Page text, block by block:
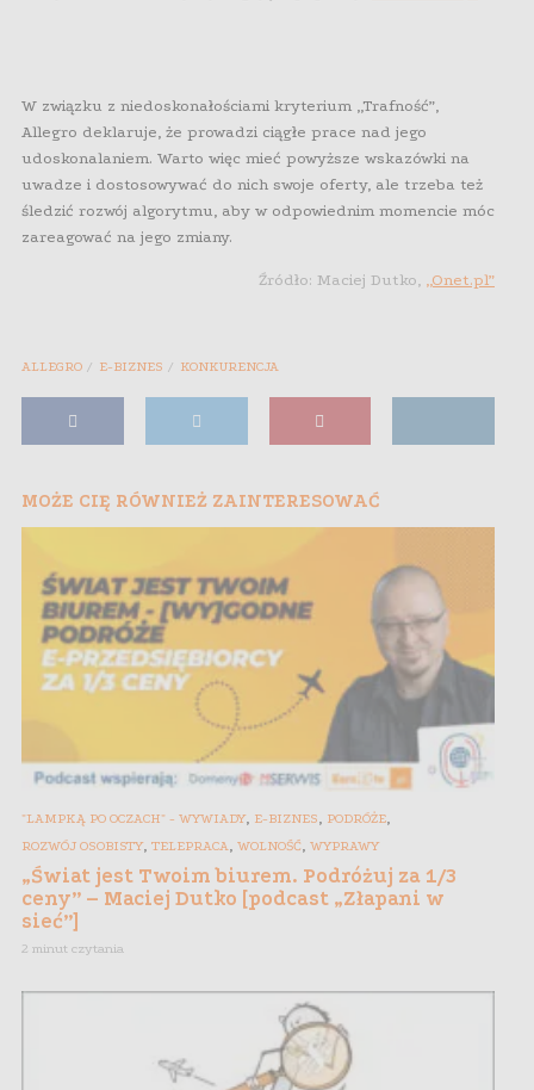
W związku z niedoskonałościami kryterium „Trafność”,
Allegro deklaruje, że prowadzi ciągłe prace nad jego
udoskonalaniem. Warto więc mieć powyższe wskazówki na
uwadze i dostosowywać do nich swoje oferty, ale trzeba też
śledzić rozwój algorytmu, aby w odpowiednim momencie móc
zareagować na jego zmiany.
Źródło: Maciej Dutko, „Onet.pl”
ALLEGRO E-BIZNES KONKURENCJA
MOŻE CIĘ RÓWNIEŻ ZAINTERESOWAĆ
"LAMPKĄ PO OCZACH" - WYWIADY, E-BIZNES PODRÓŻE
ROZWÓJ OSOBISTY, TELEPRACA WOLNOŚĆ WYPRAWY
„Świat jest Twoim biurem. Podróżuj za 1/3
ceny” – Maciej Dutko [podcast „Złapani w
sieć”]
2 minut czytania